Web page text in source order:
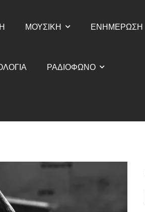
ΜΟΥΣΙΚΗ ΕΝΗΜΕΡΩΣΗ
ΡΑΔΙΟΦΩΝΟ